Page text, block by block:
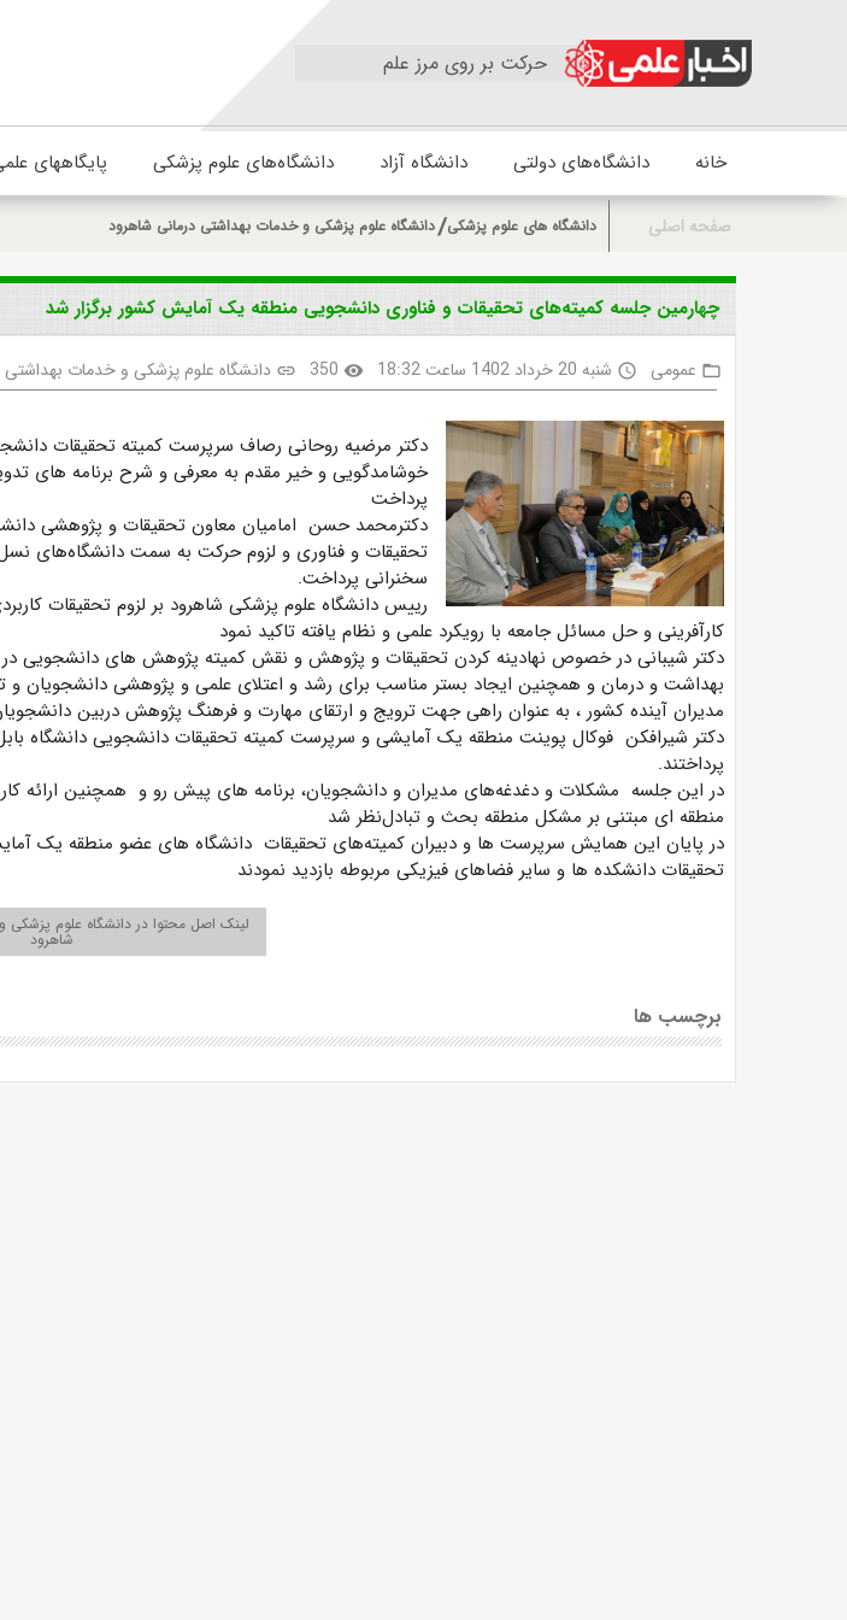
حرکت بر روی مرز علم
خانه دانشگاه‌های دولتی دانشگاه آزاد دانشگاه‌های علوم پزشکی پایگاههای
صفحه اصلی دانشگاه های علوم پزشکی دانشگاه علوم پزشکی و خدمات بهداشتی درمانی شاهرود
چهارمین جلسه کمیته‌های تحقیقات و فناوری دانشجویی منطقه یک آمایش کشور برگزار شد
folder_open عمومی access_time شنبه 20 خرداد 1402 ساعت 18:32 visibility
350
link دانشگاه علوم پزشکی و خدمات بهداشتی
دکتر مرضیه روحانی رصاف سرپرست کمیته تحقیقات
خوشامدگویی و خیر مقدم به معرفی و شرح برنامه های
پرداخت
دکترمحمد حسن امامیان معاون تحقیقات و پژوهشی
تحقیقات و فناوری و لزوم حرکت به سمت دانشگاه‌های نسل
سخنرانی پرداخت.
رییس دانشگاه علوم پزشکی شاهرود بر لزوم تحقیقات
کارآفرینی و حل مسائل جامعه با رویکرد علمی و نظام یافته تاکید نمود
دکتر شیبانی در خصوص نهادینه کردن تحقیقات و پژوهش و نقش کمیته پژوهش های دانشجویی
بهداشت و درمان و همچنین ایجاد بستر مناسب برای رشد و اعتلای علمی و پژوهشی دانشجویان و
مدیران آینده کشور ، به عنوان راهی جهت ترویج و ارتقای مهارت و فرهنگ پژوهش دربین دانشجویان
دکتر شیرافکن فوکال پوینت منطقه یک آمایشی و سرپرست کمیته تحقیقات دانشجویی دانشگاه
پرداختند.
در این جلسه مشکلات و دغدغه‌های مدیران و دانشجویان، برنامه های پیش رو و همچنین ارائه
منطقه ای مبتنی بر مشکل منطقه بحث و تبادل‌نظر شد
در پایان این همایش سرپرست ‌ها و دبیران کمیته‌های تحقیقات دانشگاه های عضو منطقه یک
تحقیقات دانشکده ها و سایر فضاهای فیزیکی مربوطه بازدید نمودند
لینک اصل محتوا در دانشگاه علوم پزشکی
شاهرود
برچسب ها